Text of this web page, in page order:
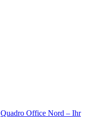
Quadro Office Nord – Ihr